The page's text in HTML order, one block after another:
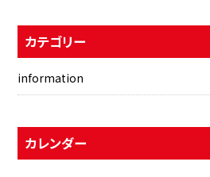
カテゴリー
information
カレンダー